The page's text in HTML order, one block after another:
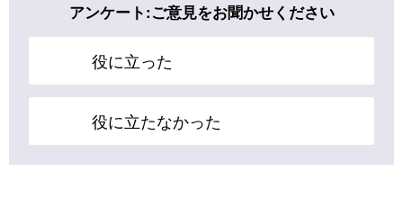
アンケート:ご意見をお聞かせください
役に立った
役に立たなかった